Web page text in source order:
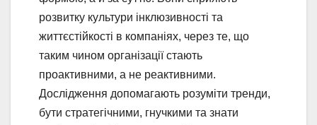
розвитку культури інклюзивності та
життєстійкості в компаніях, через те, що
таким чином організації стають
проактивними, а не реактивними.
Дослідження допомагають розуміти тренди,
бути стратегічними, гнучкими та знати